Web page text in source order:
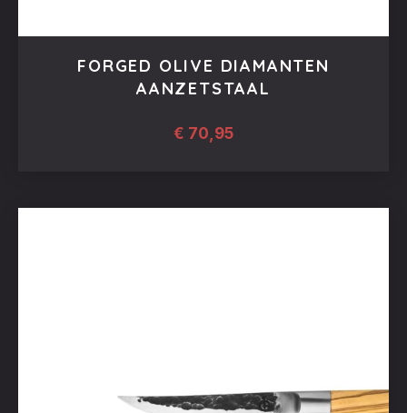
FORGED OLIVE DIAMANTEN
AANZETSTAAL
€ 70,95